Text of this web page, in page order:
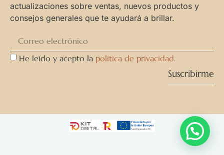
actualizaciones sobre ventas, nuevos productos y
consejos generales que te ayudará a brillar.
He leído y acepto la política de privacidad.
Suscribirme